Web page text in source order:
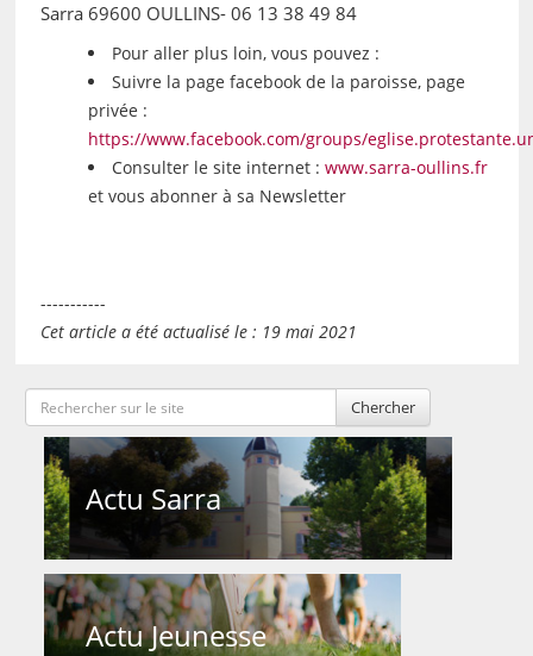
Sarra 69600 OULLINS- 06 13 38 49 84
Pour aller plus loin, vous pouvez :
Suivre la page facebook de la paroisse, page
privée :
https://www.facebook.com/groups/
Consulter le site internet : www.sarra-oullins.fr
et vous abonner à sa Newsletter
-----------
Cet article a été actualisé le : 19 mai 2021
Chercher
Actu Sarra
Actu Jeunesse